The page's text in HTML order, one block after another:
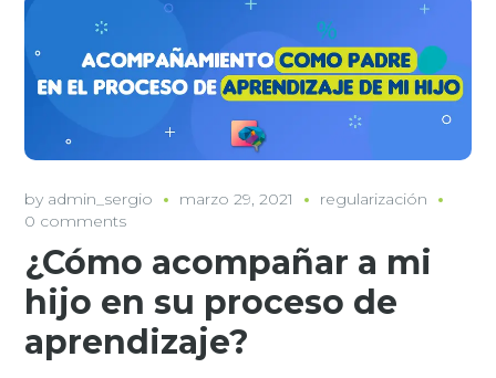
by admin_sergio marzo 29, 2021
regularización
0 comments
¿Cómo acompañar a mi
hijo en su proceso de
aprendizaje?